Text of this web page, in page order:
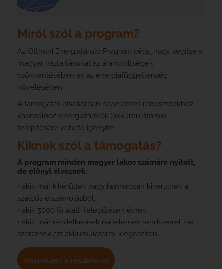
Miről szól a program?
Az Otthoni Energiatároló Program célja, hogy segítse a
magyar háztartásokat az áramköltségek
csökkentésében és az energiafüggetlenség
növelésében.
A támogatás elsősorban napelemes rendszerekhez
kapcsolódó energiatárolók (akkumulátorok)
telepítésére vehető igénybe.
Kiknek szól a támogatás?
A program minden magyar lakos számára nyitott,
de előnyt élveznek:
• akik már kikerültek vagy hamarosan kikerülnek a
szaldós elszámolásból,
• akik 5000 fő alatti településen élnek,
• akik már rendelkeznek napelemes rendszerrel, de
szeretnék azt akkumulátorral kiegészíteni.
megnézem a részleteket